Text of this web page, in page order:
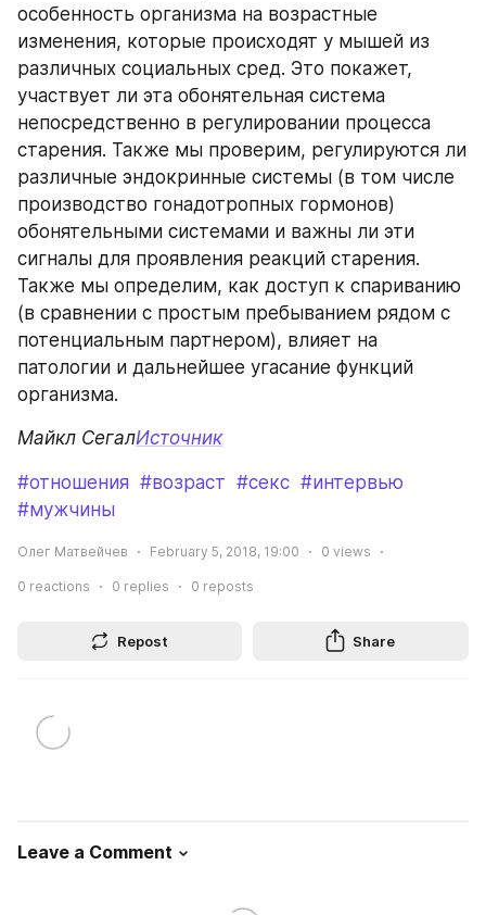
особенность организма на возрастные
изменения, которые происходят у мышей из
различных социальных сред. Это покажет,
участвует ли эта обонятельная система
непосредственно в регулировании процесса
старения. Также мы проверим, регулируются ли
различные эндокринные системы (в том числе
производство гонадотропных гормонов)
обонятельными системами и важны ли эти
сигналы для проявления реакций старения.
Также мы определим, как доступ к спариванию
(в сравнении с простым пребыванием рядом с
потенциальным партнером), влияет на
патологии и дальнейшее угасание функций
организма.
Майкл СегалИсточник
#отношения #возраст #секс #интервью
#мужчины
Олег Матвейчев February 5, 2018, 19:00 0 views
0 reactions 0 replies 0 reposts
Repost Share
Leave a Comment